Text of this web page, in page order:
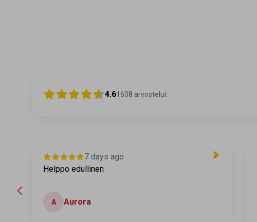
4.61608 arvostelut
7 days ago
Helppo edullinen
A Aurora